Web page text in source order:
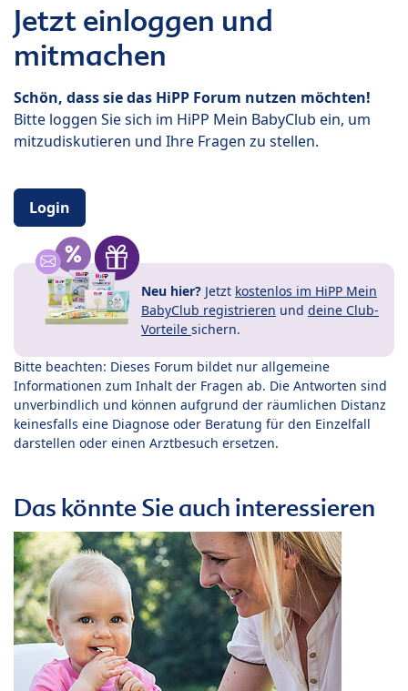
Jetzt einloggen und
mitmachen
Schön, dass sie das HiPP Forum nutzen möchten!
Bitte loggen Sie sich im HiPP Mein BabyClub ein, um
mitzudiskutieren und Ihre Fragen zu stellen.
Login
Neu hier? Jetzt kostenlos im HiPP Mein
BabyClub registrieren und deine Club-
Vorteile sichern.
Bitte beachten: Dieses Forum bildet nur allgemeine
Informationen zum Inhalt der Fragen ab. Die Antworten sind
unverbindlich und können aufgrund der räumlichen Distanz
keinesfalls eine Diagnose oder Beratung für den Einzelfall
darstellen oder einen Arztbesuch ersetzen.
Das könnte Sie auch interessieren